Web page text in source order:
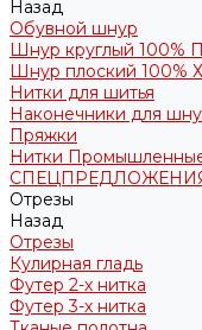
Назад
Обувной шнур
Шнур круглый 100%
Шнур плоский 100%
Нитки для шитья
Наконечники для
Пряжки
Нитки
Отрезы
Назад
Отрезы
Кулирная гладь
Футер 2-х нитка
Футер 3-х нитка